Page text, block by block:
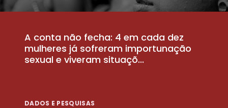
A conta não fecha: 4 em cada dez
mulheres já sofreram importunação
sexual e viveram situaçõ...
DADOS E PESQUISAS